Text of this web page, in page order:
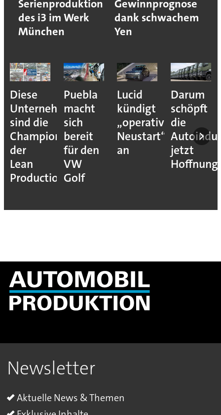
Serienproduktion
des i3 im Werk
München
Gewinnprognose
dank schwachem
Yen
Diese
Unternehmen
sind die
Champions
der
Lean
Production
Puebla
macht
sich
bereit
für den
VW
Golf
Lucid
kündigt
„operativen
Neustart“
an
Darum
schöpft
die
jetzt
Hoffnung
Newsletter
Aktuelle News & Themen